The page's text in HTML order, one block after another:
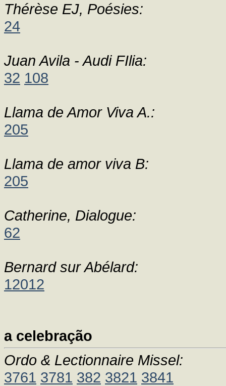
Thérèse EJ, Poésies:
24
Juan Avila - Audi FIlia:
32 108
Llama de Amor Viva A.:
205
Llama de amor viva B:
205
Catherine, Dialogue:
62
Bernard sur Abélard:
12012
a celebração
Ordo & Lectionnaire Missel:
3761 3781 382 3821 3841